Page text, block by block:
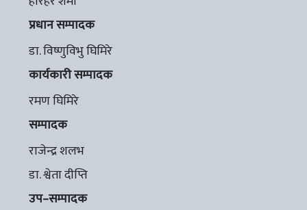
प्रधान सम्पादक
डा. विष्णुविभु घिमिरे
कार्यकारी सम्पादक
रमण घिमिरे
सम्पादक
राजेन्द्र शलभ
डा. श्वेता दीप्ति
उप–सम्पादक